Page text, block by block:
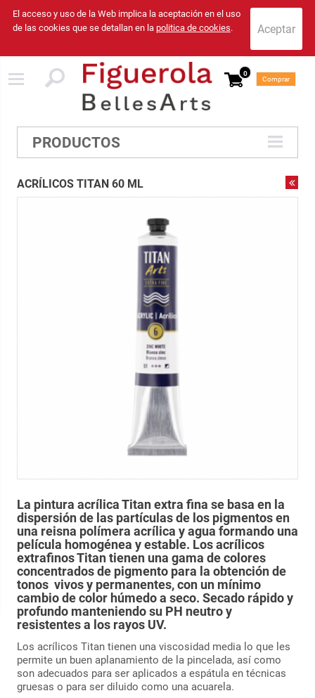
El acceso y uso de la Web implica la aceptación en el uso
de las cookies que se detallan en la politica de cookies.
0
Comprar
PRODUCTOS
ACRÍLICOS TITAN 60 ML
La pintura acrílica Titan extra fina se basa en la
dispersión de las partículas de los pigmentos en
una reisna polímera acrílica y agua formando una
película homogénea y estable. Los acrílicos
extrafinos Titan tienen una gama de colores
concentrados de pigmento para la obtención de
tonos vivos y permanentes, con un mínimo
cambio de color húmedo a seco. Secado rápido y
profundo manteniendo su PH neutro y
resistentes a los rayos UV.
Los acrílicos Titan tienen una viscosidad media lo que les
permite un buen aplanamiento de la pincelada, así como
son adecuados para ser aplicados a espátula en técnicas
gruesas o para ser diluido como una acuarela.